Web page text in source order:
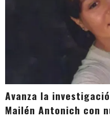
Avanza la
Mailén Antonich con